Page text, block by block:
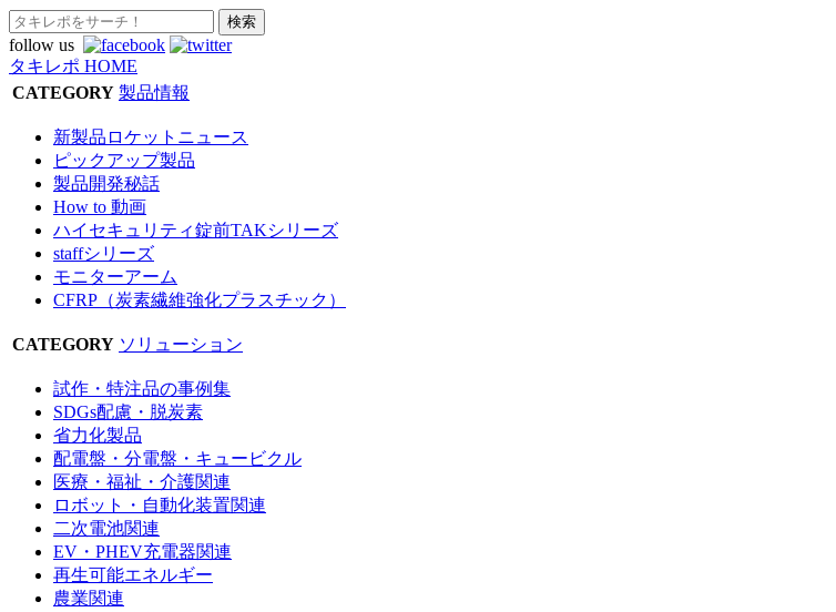
follow us
タキレポ HOME
CATEGORY 製品情報
新製品ロケットニュース
ピックアップ製品
製品開発秘話
How to 動画
ハイセキュリティ錠前TAKシリーズ
staffシリーズ
モニターアーム
CFRP（炭素繊維強化プラスチック）
CATEGORY ソリューション
試作・特注品の事例集
SDGs配慮・脱炭素
省力化製品
配電盤・分電盤・キュービクル
医療・福祉・介護関連
ロボット・自動化装置関連
二次電池関連
EV・PHEV充電器関連
再生可能エネルギー
農業関連